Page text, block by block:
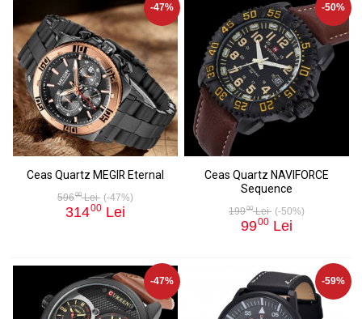
-47%
Ceas Quartz MEGIR Eternal
59600Lei (-47%)
31400 Lei
-50%
Ceas Quartz NAVIFORCE
Sequence
19900Lei (-50%)
9900 Lei
-47% -59%